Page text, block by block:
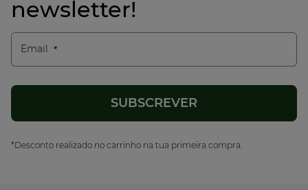
newsletter!
Email
*Desconto realizado no carrinho na tua primeira compra.